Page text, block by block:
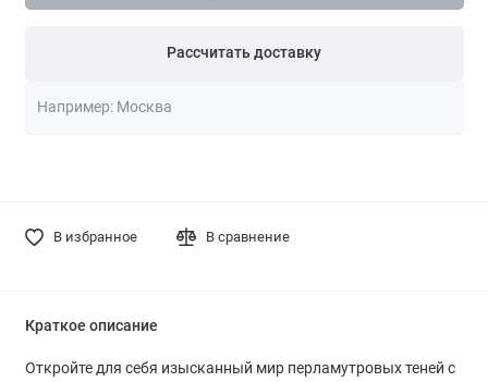
Рассчитать доставку
В избранное В сравнение
Краткое описание
Откройте для себя изысканный мир перламутровых теней с